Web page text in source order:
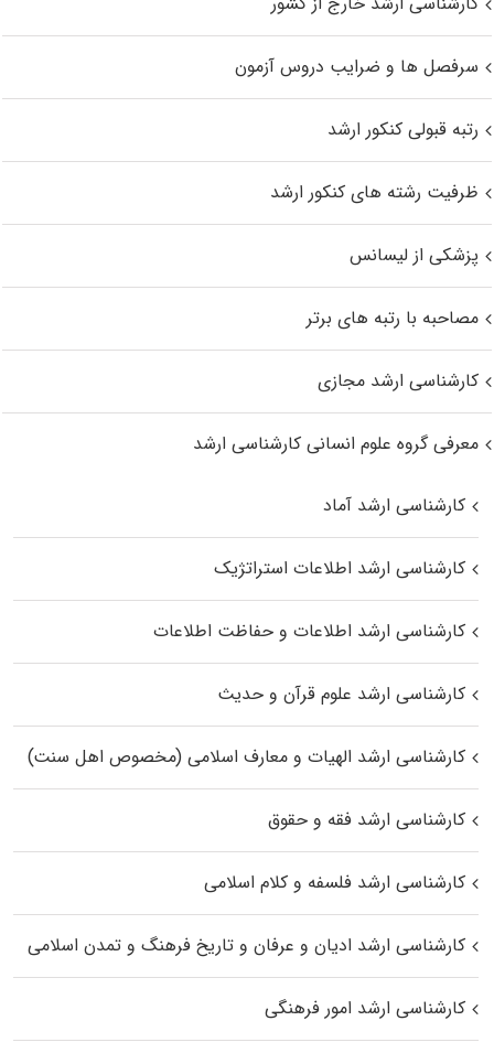
سرفصل ها و ضرایب دروس آزمون
رتبه قبولی کنکور ارشد
ظرفیت رشته های کنکور ارشد
پزشکی از لیسانس
مصاحبه با رتبه های برتر
کارشناسی ارشد مجازی
معرفی گروه علوم انسانی کارشناسی ارشد
کارشناسی ارشد آماد
کارشناسی ارشد اطلاعات استراتژیک
کارشناسی ارشد اطلاعات و حفاظت اطلاعات
کارشناسی ارشد علوم قرآن و حدیث
کارشناسی ارشد الهیات و معارف اسلامی (مخصوص اهل سنت)
کارشناسی ارشد فقه و حقوق
کارشناسی ارشد فلسفه و کلام اسلامی
کارشناسی ارشد ادیان و عرفان و تاریخ فرهنگ و تمدن اسلامی
کارشناسی ارشد امور فرهنگی